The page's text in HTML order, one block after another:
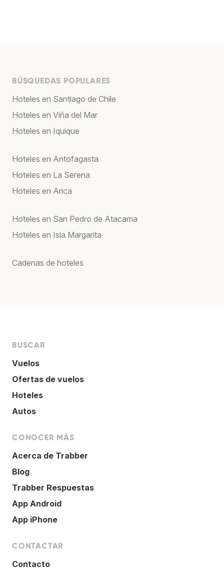
BÚSQUEDAS POPULARES
Hoteles en Santiago de Chile
Hoteles en Viña del Mar
Hoteles en Iquique
Hoteles en Antofagasta
Hoteles en La Serena
Hoteles en Arica
Hoteles en San Pedro de Atacama
Hoteles en Isla Margarita
Cadenas de hoteles
BUSCAR
Vuelos
Ofertas de vuelos
Hoteles
Autos
CONOCER MÁS
Acerca de Trabber
Blog
Trabber Respuestas
App Android
App iPhone
CONTACTAR
Contacto